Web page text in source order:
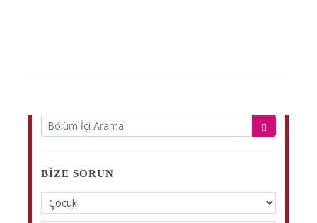
BIZE SORUN